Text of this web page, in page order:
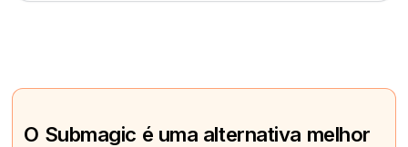
O Submagic é uma alternativa melhor